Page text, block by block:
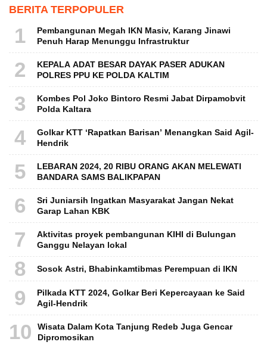
BERITA TERPOPULER
1
Pembangunan Megah IKN Masiv, Karang Jinawi
Penuh Harap Menunggu Infrastruktur
2
KEPALA ADAT BESAR DAYAK PASER ADUKAN
POLRES PPU KE POLDA KALTIM
3
Kombes Pol Joko Bintoro Resmi Jabat Dirpamobvit
Polda Kaltara
4
Golkar KTT ‘Rapatkan Barisan’ Menangkan Said Agil-
Hendrik
5
LEBARAN 2024, 20 RIBU ORANG AKAN MELEWATI
BANDARA SAMS BALIKPAPAN
6
Sri Juniarsih Ingatkan Masyarakat Jangan Nekat
Garap Lahan KBK
7
Aktivitas proyek pembangunan KIHI di Bulungan
Ganggu Nelayan lokal
8 Sosok Astri, Bhabinkamtibmas Perempuan di IKN
9
Pilkada KTT 2024, Golkar Beri Kepercayaan ke Said
Agil-Hendrik
10
Wisata Dalam Kota Tanjung Redeb Juga Gencar
Dipromosikan